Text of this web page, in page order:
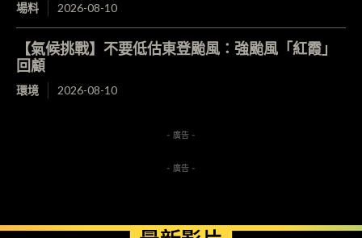
場料 2026-08-10
【氣候挑戰】不要低估東登颱風：強颱風「紅霞」
回顧
環境 2026-08-10
- 廣告 -
- 廣告 -